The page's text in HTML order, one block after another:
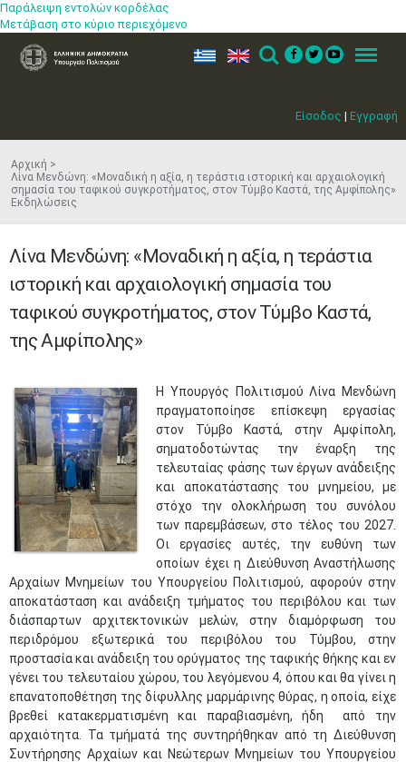
Παράλειψη εντολών κορδέλας
Μετάβαση στο κύριο περιεχόμενο
Είσοδος | Εγγραφή
ελ en Search Menu
Αρχική
Λίνα Μενδώνη: «Μοναδική η αξία, η τεράστια ιστορική και αρχαιολογική
σημασία του ταφικού συγκροτήματος, στον Τύμβο Καστά, της Αμφίπολης»
Εκδηλώσεις
Λίνα Μενδώνη: «Μοναδική η αξία, η τεράστια
ιστορική και αρχαιολογική σημασία του
ταφικού συγκροτήματος, στον Τύμβο Καστά,
της Αμφίπολης»
​Η Υπουργός Πολιτισμού Λίνα Μενδώνη
πραγματοποίησε επίσκεψη εργασίας
στον Τύμβο Καστά, στην Αμφίπολη,
σηματοδοτώντας την έναρξη της
τελευταίας φάσης των έργων ανάδειξης
και αποκατάστασης του μνημείου, με
στόχο την ολοκλήρωση του συνόλου
των παρεμβάσεων, στο τέλος του 2027.
Οι εργασίες αυτές, την ευθύνη των
οποίων έχει η Διεύθυνση Αναστήλωσης
Αρχαίων Μνημείων του Υπουργείου Πολιτισμού, αφορούν στην
αποκατάσταση και ανάδειξη τμήματος του περιβόλου και των
διάσπαρτων αρχιτεκτονικών μελών, στην διαμόρφωση του
περιδρόμου εξωτερικά του περιβόλου του Τύμβου, στην
προστασία και ανάδειξη του ορύγματος της ταφικής θήκης και εν
γένει του τελευταίου χώρου, του λεγόμενου 4, όπου και θα γίνει η
επανατοποθέτηση της δίφυλλης μαρμάρινης θύρας, η οποία, είχε
βρεθεί κατακερματισμένη και παραβιασμένη, ήδη από την
αρχαιότητα. Τα τμήματά της συντηρήθηκαν από τη Διεύθυνση
Συντήρησης Αρχαίων και Νεώτερων Μνημείων του Υπουργείου